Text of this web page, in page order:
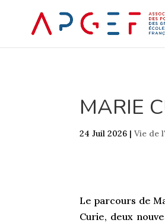
MARIE
24 Juil 2026 |Vie de
Le parcours de
Curie, deux